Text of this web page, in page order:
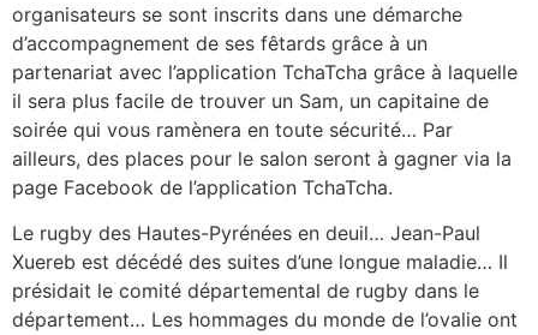
organisateurs se sont inscrits dans une démarche
d’accompagnement de ses fêtards grâce à un
partenariat avec l’application TchaTcha grâce à laquelle
il sera plus facile de trouver un Sam, un capitaine de
soirée qui vous ramènera en toute sécurité… Par
ailleurs, des places pour le salon seront à gagner via la
page Facebook de l’application TchaTcha.
Le rugby des Hautes-Pyrénées en deuil… Jean-Paul
Xuereb est décédé des suites d’une longue maladie… Il
présidait le comité départemental de rugby dans le
département… Les hommages du monde de l’ovalie ont